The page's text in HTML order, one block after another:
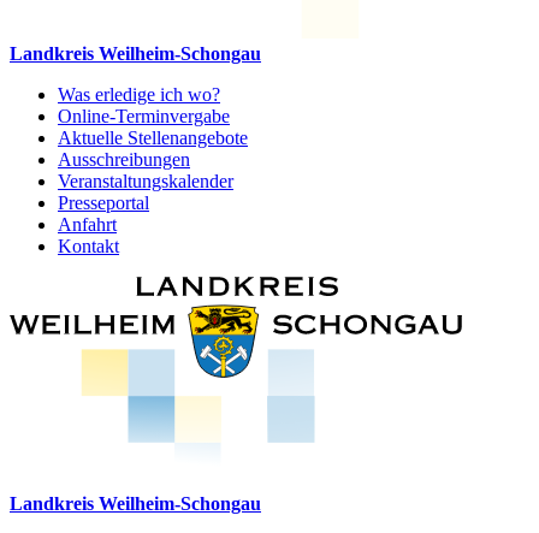
Landkreis Weilheim-Schongau
Was erledige ich wo?
Online-Terminvergabe
Aktuelle Stellenangebote
Ausschreibungen
Veranstaltungskalender
Presseportal
Anfahrt
Kontakt
Landkreis Weilheim-Schongau